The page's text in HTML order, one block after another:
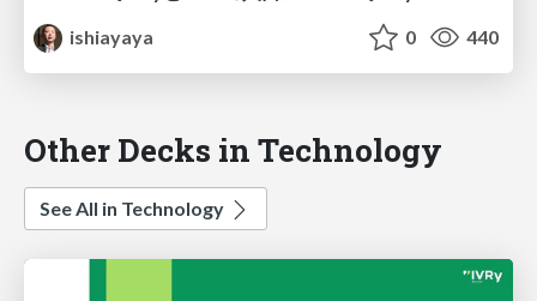
ishiayaya
0 440
Other Decks in Technology
See All in Technology